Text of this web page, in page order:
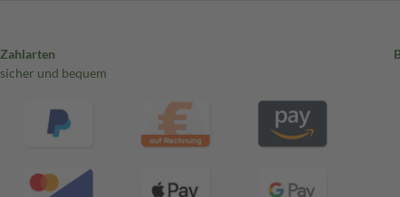
Zahlarten
sicher und bequem